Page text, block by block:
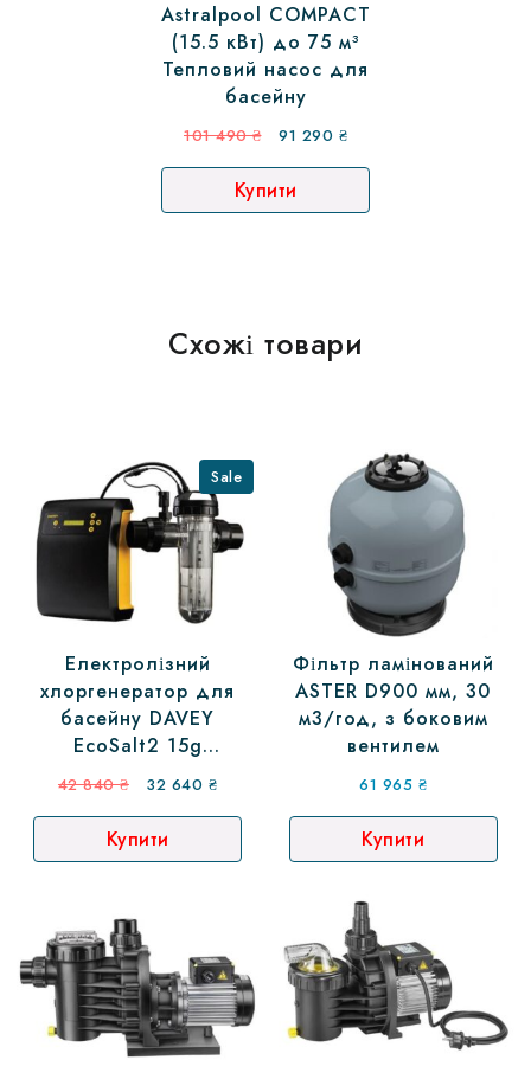
Astralpool COMPACT
(15.5 кВт) до 75 м³
Тепловий насос для
басейну
101 490₴
Оригінальна
ціна:
101
490 ₴.
91 290 ₴Поточна
ціна:
290 ₴.
Купити
Схожі товари
Sale
Електролізний
хлоргенератор для
басейну DAVEY
EcoSalt2 15g
(хлоратор)
42 840₴
Оригінальна
ціна:
42
840 ₴.
32 640 ₴Поточна
ціна:
640 ₴.
Купити
Фільтр ламінований
ASTER D900 мм, 30
м3/год, з боковим
вентилем
61 965 ₴
Купити